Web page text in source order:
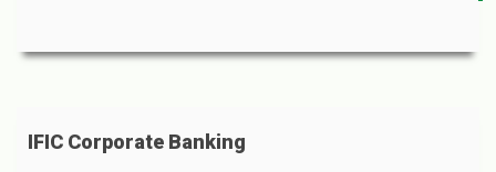
IFIC Corporate Banking